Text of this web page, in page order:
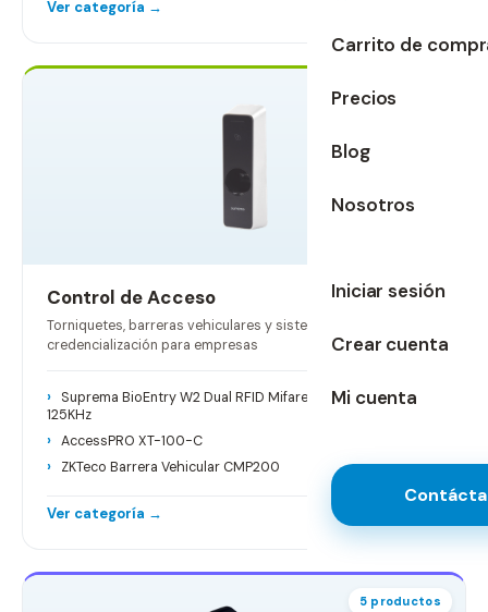
Carrito de
Precios
Blog
Nosotros
Iniciar sesión
Crear cuenta
Mi cuenta
Ver categoría →
19 productos
Control de Acceso
Torniquetes, barreras vehiculares y sistemas de
credencialización para empresas
Suprema BioEntry W2 Dual RFID Mifare 13.56MHz / EM
125KHz
AccessPRO XT-100-C
ZKTeco Barrera Vehicular CMP200
Ver categoría →
5 productos